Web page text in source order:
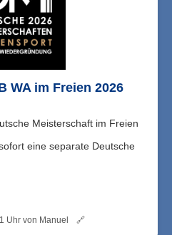
WA im Freien 2026
Meisterschaft im Freien
eine separate Deutsche
Uhr von Manuel 🔗